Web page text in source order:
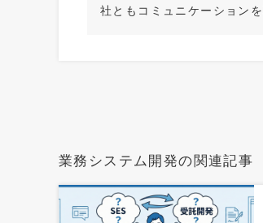
社ともコミュニケーション
業務システム開発の関連記事